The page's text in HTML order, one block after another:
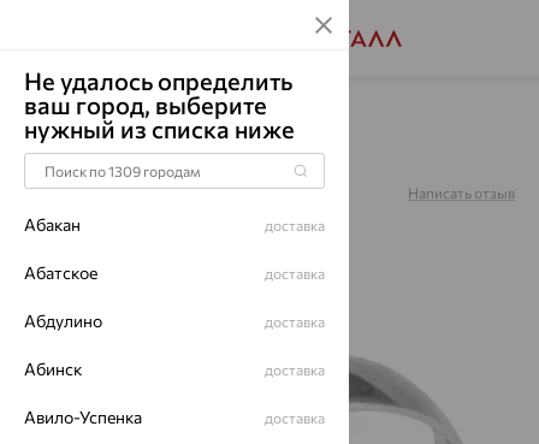
Главная Каталог Обручальные кольца
Кольцо, золото, 60004
Артикул:60004 Написать отзыв
Не удалось определить
ваш город, выберите
нужный из списка ниже
Абакан доставка
Абатское доставка
Абдулино доставка
Абинск доставка
Авило-Успенка доставка